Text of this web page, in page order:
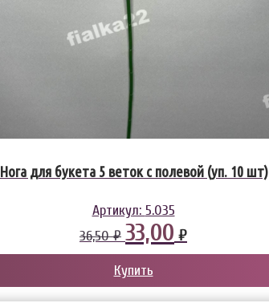
Нога для букета 5 веток с полевой (уп. 10 шт)
Артикул: 5.035
36,50 ₽ 33,00 ₽
Купить